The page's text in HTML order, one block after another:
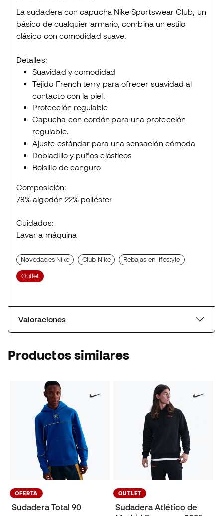
La sudadera con capucha Nike Sportswear Club, un
básico de cualquier armario, combina un estilo
clásico con comodidad suave.
Detalles:
Suavidad y comodidad
Tejido French terry para ofrecer suavidad al
contacto con la piel.
Protección regulable
Capucha con cordón para una protección
regulable.
Ajuste estándar para una sensación cómoda
Dobladillo y puños elásticos
Bolsillo de canguro
Composición:
78% algodón 22% poliéster
Cuidados:
Lavar a máquina
Novedades Nike Club Nike Rebajas en lifestyle
Outlet
Valoraciones
Productos similares
OFERTA
Sudadera Total 90
OUTLET
Sudadera Atlético de